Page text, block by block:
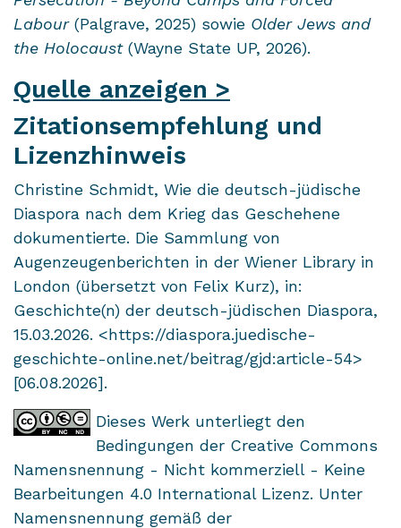
Labour(Palgrave, 2025) sowie Older Jews and
the Holocaust(Wayne State UP, 2026).
Quelle anzeigen >
Zitationsempfehlung und
Lizenzhinweis
Christine Schmidt, Wie die deutsch-jüdische
Diaspora nach dem Krieg das Geschehene
dokumentierte. Die Sammlung von
Augenzeugenberichten in der Wiener Library in
London (übersetzt von Felix Kurz), in:
Geschichte(n) der deutsch-jüdischen Diaspora,
15.03.2026. <https://diaspora.juedische-
geschichte-online.net/beitrag/gjd:article-54>
[06.08.2026].
Dieses Werk unterliegt den
Bedingungen der Creative Commons
Namensnennung - Nicht kommerziell - Keine
Bearbeitungen 4.0 International Lizenz. Unter
Namensnennung gemäß der